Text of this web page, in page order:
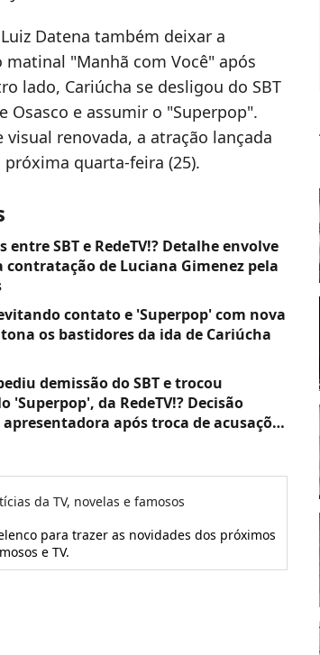
Datena também deixar a
"Manhã com Você" após
lado, Cariúcha se desligou do SBT
Osasco e assumir o "Superpop".
renovada, a atração lançada
quarta-feira (25).
entre SBT e RedeTV!? Detalhe envolve
de Luciana Gimenez pela
contato e 'Superpop' com nova
os bastidores da ida de Cariúcha
demissão do SBT e trocou
'Superpop', da RedeTV!? Decisão
após troca de acusações
da TV, novelas e famosos
para trazer as novidades dos próximos
e TV.